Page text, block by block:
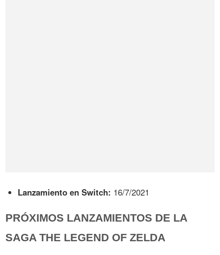
Lanzamiento en Switch: 16/7/2021
PRÓXIMOS LANZAMIENTOS DE LA
SAGA THE LEGEND OF ZELDA